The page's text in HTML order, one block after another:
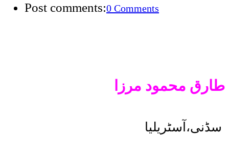
Post comments:0 Comments
طارق محمود مرزا
سڈنی،آسٹریلیا